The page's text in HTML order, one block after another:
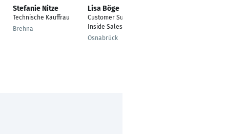
Stefanie Nitze
Technische Kauffrau
Brehna
Lisa Böge
Customer Support /
Inside Sales
Osnabrück